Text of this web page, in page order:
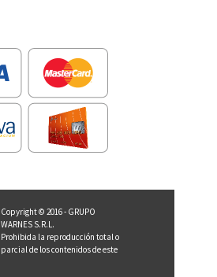
Copyright © 2016 - GRUPO
WARNES S.R.L.
Prohibida la reproducción total o
parcial de los contenidos de este